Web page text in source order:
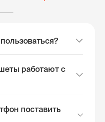
работают с
поставить